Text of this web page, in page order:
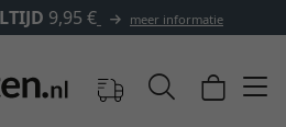
meer informatie